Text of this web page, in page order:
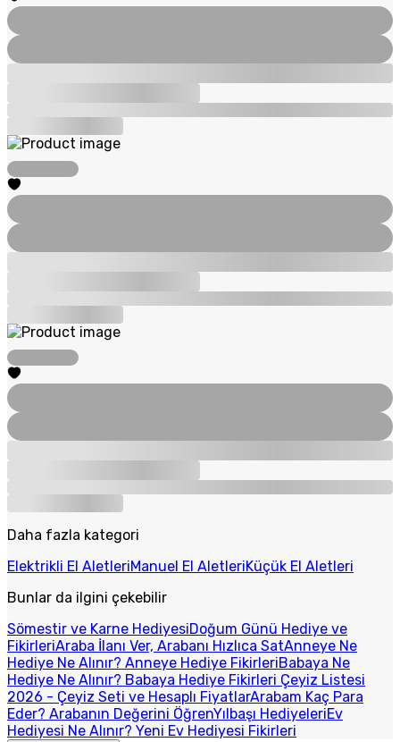
Daha fazla kategori
Elektrikli El AletleriManuel El AletleriKüçük El Aletleri
Bunlar da ilgini çekebilir
Sömestir ve Karne HediyesiDoğum Günü Hediye ve
FikirleriAraba İlanı Ver, Arabanı Hızlıca SatAnneye Ne
Hediye Ne Alınır? Anneye Hediye FikirleriBabaya Ne
Hediye Ne Alınır? Babaya Hediye Fikirleri Çeyiz Listesi
2026 - Çeyiz Seti ve Hesaplı FiyatlarArabam Kaç Para
Eder? Arabanın Değerini ÖğrenYılbaşı HediyeleriEv
Hediyesi Ne Alınır? Yeni Ev Hediyesi Fikirleri